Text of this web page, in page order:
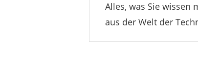
Alles, was Sie wissen
aus der Welt der